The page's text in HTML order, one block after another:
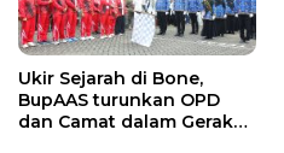
Ukir Sejarah di Bone,
BupAAS turunkan OPD
dan Camat dalam Gerak